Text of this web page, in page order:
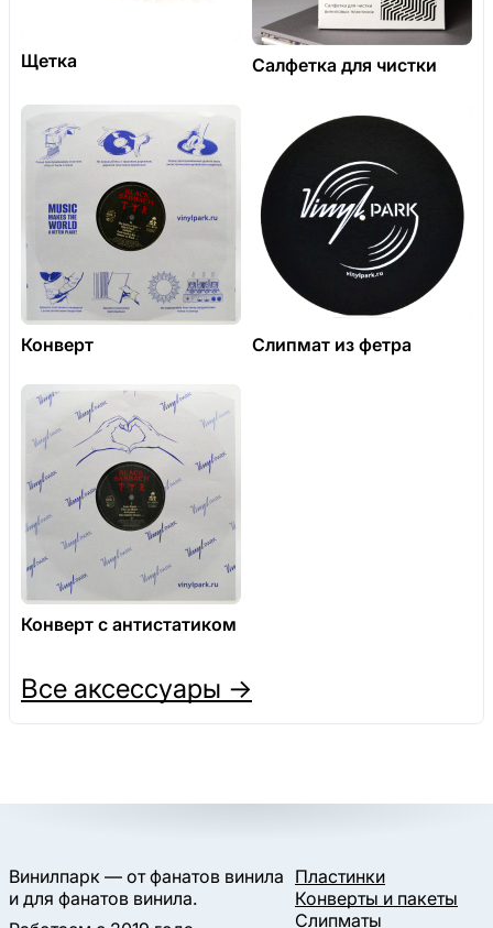
Щетка Салфетка для чистки
Конверт Слипмат из фетра
Конверт с антистатиком
Все аксессуары →
Винилпарк — от фанатов винила
и для фанатов винила.
Пластинки
Конверты и пакеты
Слипматы